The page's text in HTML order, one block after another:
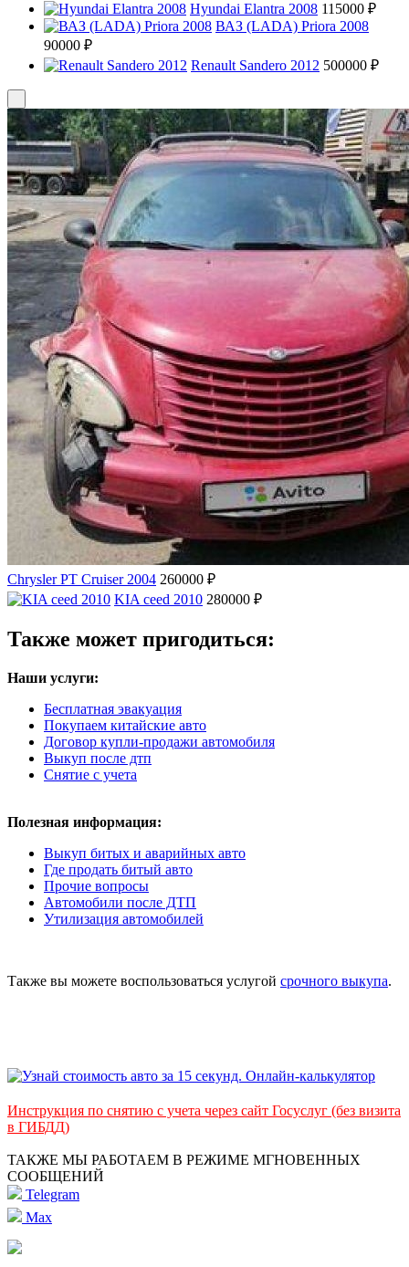
Hyundai Elantra 2008 115000 ₽
ВАЗ (LADA) Priora 2008
90000 ₽
Renault Sandero 2012 500000 ₽
Chrysler PT Cruiser 2004 260000 ₽
KIA ceed 2010 280000 ₽
Также может пригодиться:
Наши услуги:
Бесплатная эвакуация
Покупаем китайские авто
Договор купли-продажи автомобиля
Выкуп после дтп
Снятие с учета
Полезная информация:
Выкуп битых и аварийных авто
Где продать битый авто
Прочие вопросы
Автомобили после ДТП
Утилизация автомобилей
Также вы можете воспользоваться услугой срочного выкупа.
Инструкция по снятию с учета через сайт Госуслуг (без визита
в ГИБДД)
ТАКЖЕ МЫ РАБОТАЕМ В РЕЖИМЕ МГНОВЕННЫХ
СООБЩЕНИЙ
Telegram
Max